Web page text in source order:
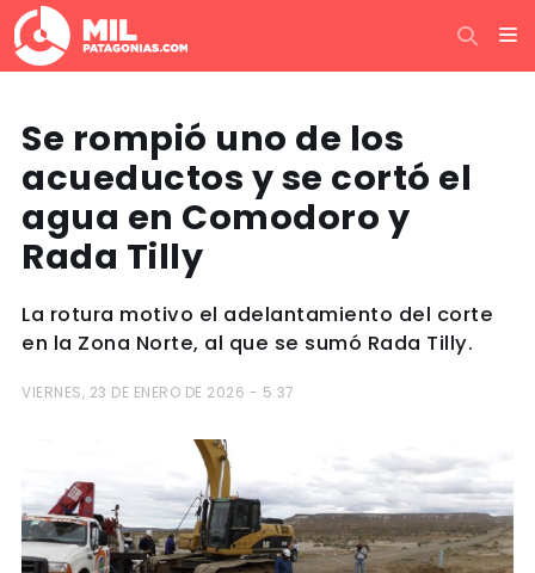
Se rompió uno de los
acueductos y se cortó el
agua en Comodoro y
Rada Tilly
La rotura motivo el adelantamiento del corte
en la Zona Norte, al que se sumó Rada Tilly.
VIERNES, 23 DE ENERO DE 2026 - 5:37